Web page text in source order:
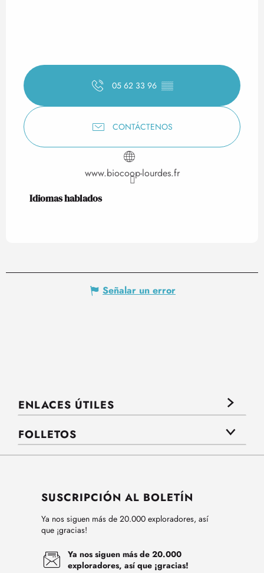
05 62 33 96 ▒▒
CONTÁCTENOS
www.biocoop-lourdes.fr
Idiomas hablados
Idiomas hablados
Señalar un error
ENLACES ÚTILES
FOLLETOS
SUSCRIPCIÓN AL BOLETÍN
Ya nos siguen más de 20.000 exploradores, así
que ¡gracias!
Ya nos siguen más de 20.000
exploradores, así que ¡gracias!